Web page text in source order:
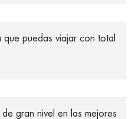
puedas viajar con total
gran nivel en las mejores